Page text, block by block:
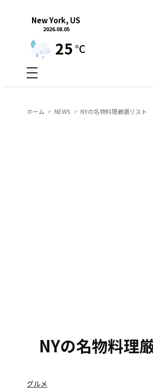
New York, US
2026.08.05
25 °C
ホーム NEWS NYの名物料理厳選リスト
NYの名物料理
グルメ